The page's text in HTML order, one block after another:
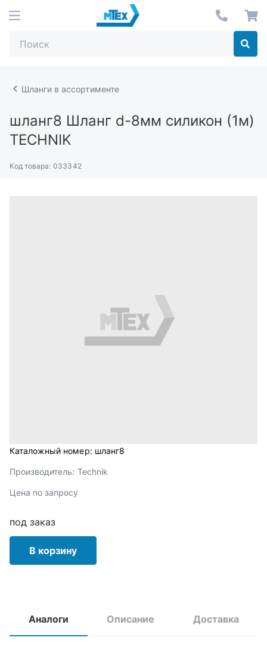
Шланги в ассортименте
шланг8 Шланг d-8мм силикон (1м)
TECHNIK
Код товара: 033342
Каталожный номер: шланг8
Производитель: Technik
Цена по запросу
под заказ
В корзину
Аналоги Описание Доставка